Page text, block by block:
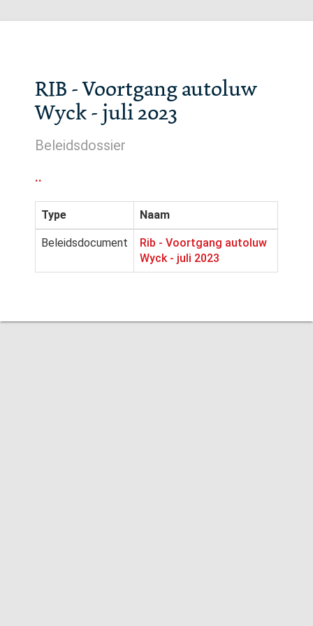
RIB - Voortgang autoluw
Wyck - juli 2023
Beleidsdossier
..
Type Naam
Beleidsdocument
Rib - Voortgang autoluw
Wyck - juli 2023